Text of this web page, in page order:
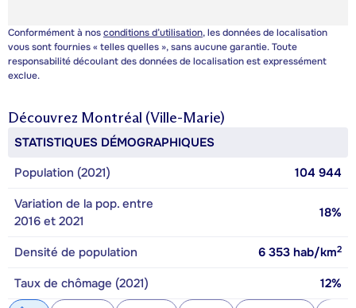
Conformément à nosconditions d’utilisation, les données de localisation
vous sont fournies « telles quelles », sans aucune garantie. Toute
responsabilité découlant des données de localisation est expressément
exclue.
Découvrez Montréal (Ville-Marie)
STATISTIQUES DÉMOGRAPHIQUES
Population (2021)
104 944
Variation de la pop. entre
2016 et 2021
18%
Densité de population 6 353 hab/km2
Taux de chômage (2021) 12%